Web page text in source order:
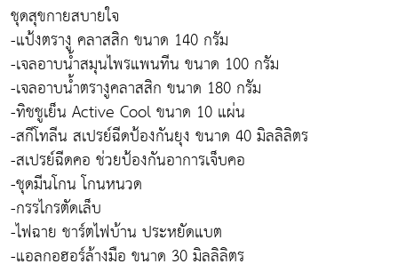
ชุดสุขกายสบายใจ
-แป้งตรางู คลาสสิก ขนาด 140 กรัม
-เจลอาบน้ำสมุนไพรแพนทีน ขนาด 100 กรัม
-เจลอาบน้ำตรางูคลาสสิก ขนาด 180 กรัม
-ทิชชูเย็น Active Cool ขนาด 10 แผ่น
-สกีโทลีน สเปรย์ฉีดป้องกันยุง ขนาด 40 มิลลิลิตร
-สเปรย์ฉีดคอ ช่วยป้องกันอาการเจ็บคอ
-ชุดมีนโกน โกนหนวด
-กรรไกรตัดเล็บ
-ไฟฉาย ชาร์ตไฟบ้าน ประหยัดแบต
-แอลกอฮอร์ล้างมือ ขนาด 30 มิลลิลิตร